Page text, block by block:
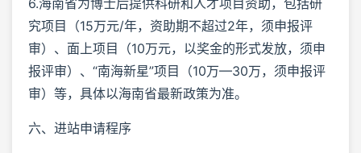
究项目（15万元/年，资助期不超过2年，须申报评
审）、面上项目（10万元，以奖金的形式发放，须申
报评审）、“南海新星”项目（10万—30万，须申报评
审）等，具体以海南省最新政策为准。
六、进站申请程序